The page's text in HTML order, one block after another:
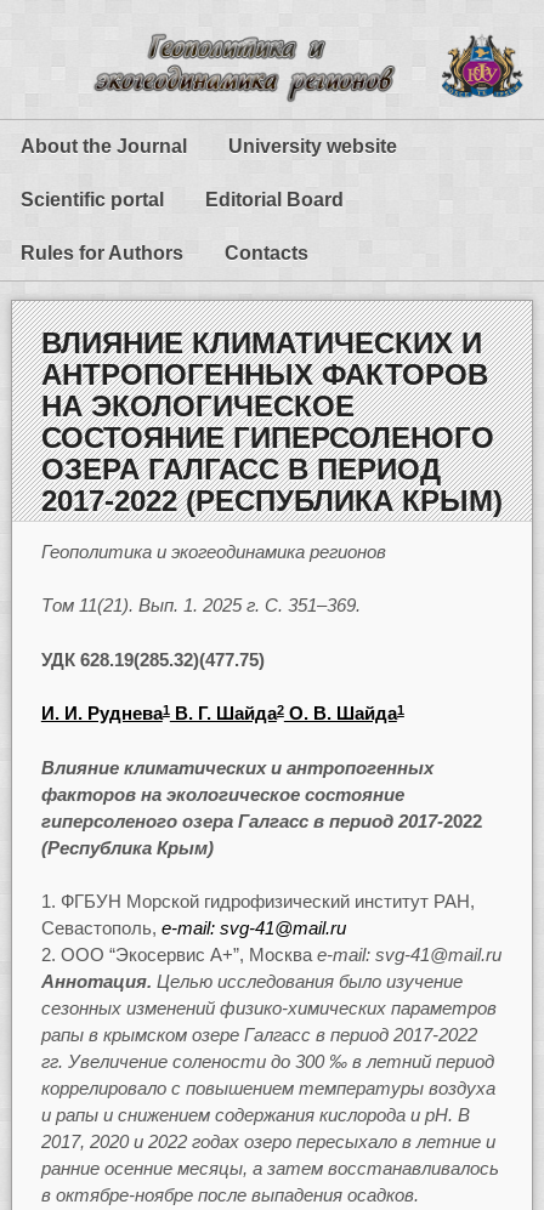
About the Journal University website
Scientific portal Editorial Board
Rules for Authors Contacts
ВЛИЯНИЕ КЛИМАТИЧЕСКИХ И
АНТРОПОГЕННЫХ ФАКТОРОВ
НА ЭКОЛОГИЧЕСКОЕ
СОСТОЯНИЕ ГИПЕРСОЛЕНОГО
ОЗЕРА ГАЛГАСС В ПЕРИОД
2017-2022 (РЕСПУБЛИКА КРЫМ)
Геополитика и экогеодинамика регионов
Том 11(21). Вып. 1. 2025 г. С. 351–369.
УДК 628.19(285.32)(477.75)
И. И. Руднева1В. Г. Шайда2О. В. Шайда1
Влияние климатических и антропогенных
факторов на экологическое состояние
гиперсоленого озера Галгасс в период 2017-2022
(Республика Крым)
ФГБУН Морской гидрофизический институт РАН,
Севастополь, e-mail: svg-41@mail.ru
ООО “Экосервис A+”, Москва e-mail: svg-41@mail.ru
Аннотация. Целью исследования было изучение
сезонных изменений физико-химических параметров
рапы в крымском озере Галгасс в период 2017-2022
гг. Увеличение солености до 300 ‰ в летний период
коррелировало с повышением температуры воздуха
и рапы и снижением содержания кислорода и pH. В
2017, 2020 и 2022 годах озеро пересыхало в летние и
ранние осенние месяцы, а затем восстанавливалось
в октябре-ноябре после выпадения осадков.